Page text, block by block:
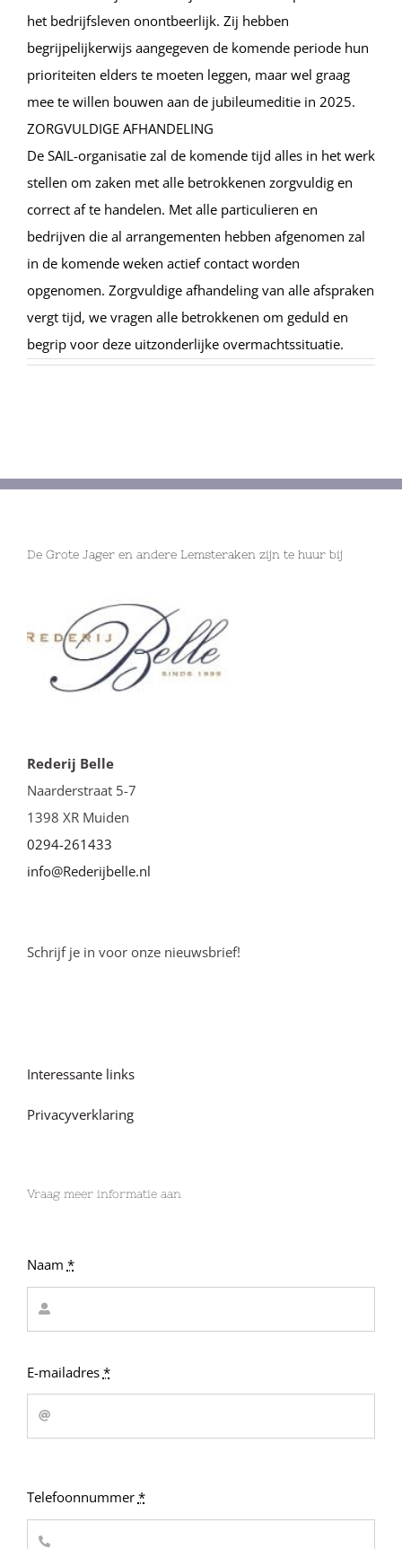
het bedrijfsleven onontbeerlijk. Zij hebben
begrijpelijkerwijs aangegeven de komende periode hun
prioriteiten elders te moeten leggen, maar wel graag
mee te willen bouwen aan de jubileumeditie in 2025.
ZORGVULDIGE AFHANDELING
De SAIL-organisatie zal de komende tijd alles in het werk
stellen om zaken met alle betrokkenen zorgvuldig en
correct af te handelen. Met alle particulieren en
bedrijven die al arrangementen hebben afgenomen zal
in de komende weken actief contact worden
opgenomen. Zorgvuldige afhandeling van alle afspraken
vergt tijd, we vragen alle betrokkenen om geduld en
begrip voor deze uitzonderlijke overmachtssituatie.
De Grote Jager en andere Lemsteraken zijn te huur bij
Rederij Belle
Naarderstraat 5-7
1398 XR Muiden
0294-261433
info@Rederijbelle.nl
Schrijf je in voor onze nieuwsbrief!
Interessante links
Privacyverklaring
Vraag meer informatie aan
Naam *
E-mailadres *
Telefoonnummer *